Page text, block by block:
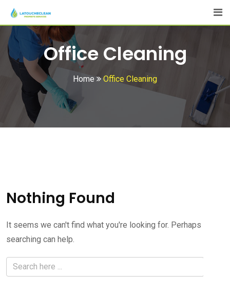
Skip
content
Office Cleaning
Home Office Cleaning
Nothing Found
It seems we can't find what you're looking for. Perhaps
searching can help.